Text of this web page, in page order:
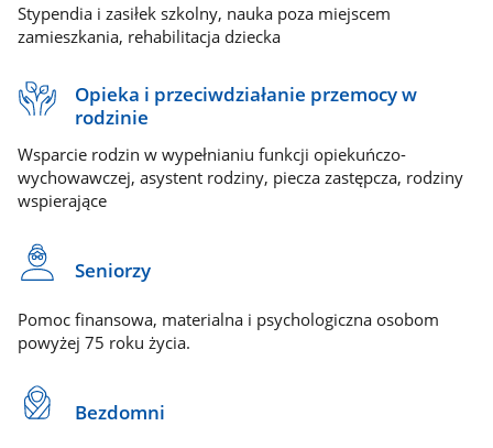
Stypendia i zasiłek szkolny, nauka poza miejscem
zamieszkania, rehabilitacja dziecka
Opieka i przeciwdziałanie przemocy w
rodzinie
Wsparcie rodzin w wypełnianiu funkcji opiekuńczo-
wychowawczej, asystent rodziny, piecza zastępcza, rodziny
wspierające
Seniorzy
Pomoc finansowa, materialna i psychologiczna osobom
powyżej 75 roku życia.
Bezdomni